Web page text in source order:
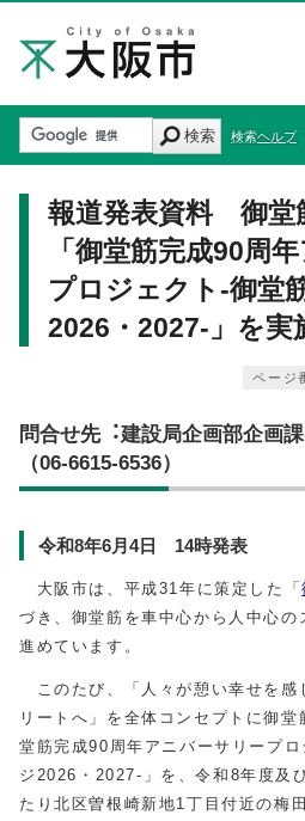
検索 検索ヘルプ
報道発表資料 御堂
「御堂筋完成90周
プロジェクト-御堂
2026・2027-」を実
ページ
問合せ先︓建設局企画部企画
（06-6615-6536）
令和8年6月4日 14時発表
大阪市は、平成31年に策定した「
づき、御堂筋を車中心から人中心の
進めています。
このたび、「人々が憩い幸せを感
リートへ」を全体コンセプトに御
堂筋完成90周年アニバーサリープ
ジ2026・2027-」を、令和8年度及
たり北区曽根崎新地1丁目付近の梅